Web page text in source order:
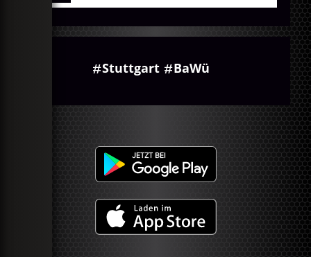
Stuttgart BaWü